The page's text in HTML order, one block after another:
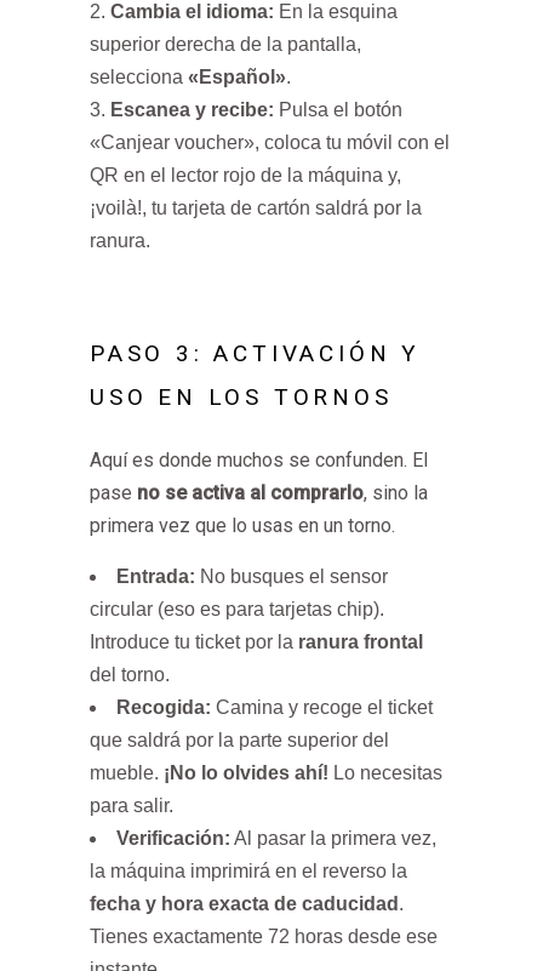
Cambia el idioma: En la esquina
superior derecha de la pantalla,
selecciona «Español».
Escanea y recibe: Pulsa el botón
«Canjear voucher», coloca tu móvil con el
QR en el lector rojo de la máquina y,
¡voilà!, tu tarjeta de cartón saldrá por la
ranura.
PASO 3: ACTIVACIÓN Y
USO EN LOS TORNOS
Aquí es donde muchos se confunden. El
pase no se activa al comprarlo, sino la
primera vez que lo usas en un torno.
Entrada: No busques el sensor
circular (eso es para tarjetas chip).
Introduce tu ticket por la ranura frontal
del torno.
Recogida: Camina y recoge el ticket
que saldrá por la parte superior del
mueble. ¡No lo olvides ahí! Lo necesitas
para salir.
Verificación: Al pasar la primera vez,
la máquina imprimirá en el reverso la
fecha y hora exacta de caducidad .
Tienes exactamente 72 horas desde ese